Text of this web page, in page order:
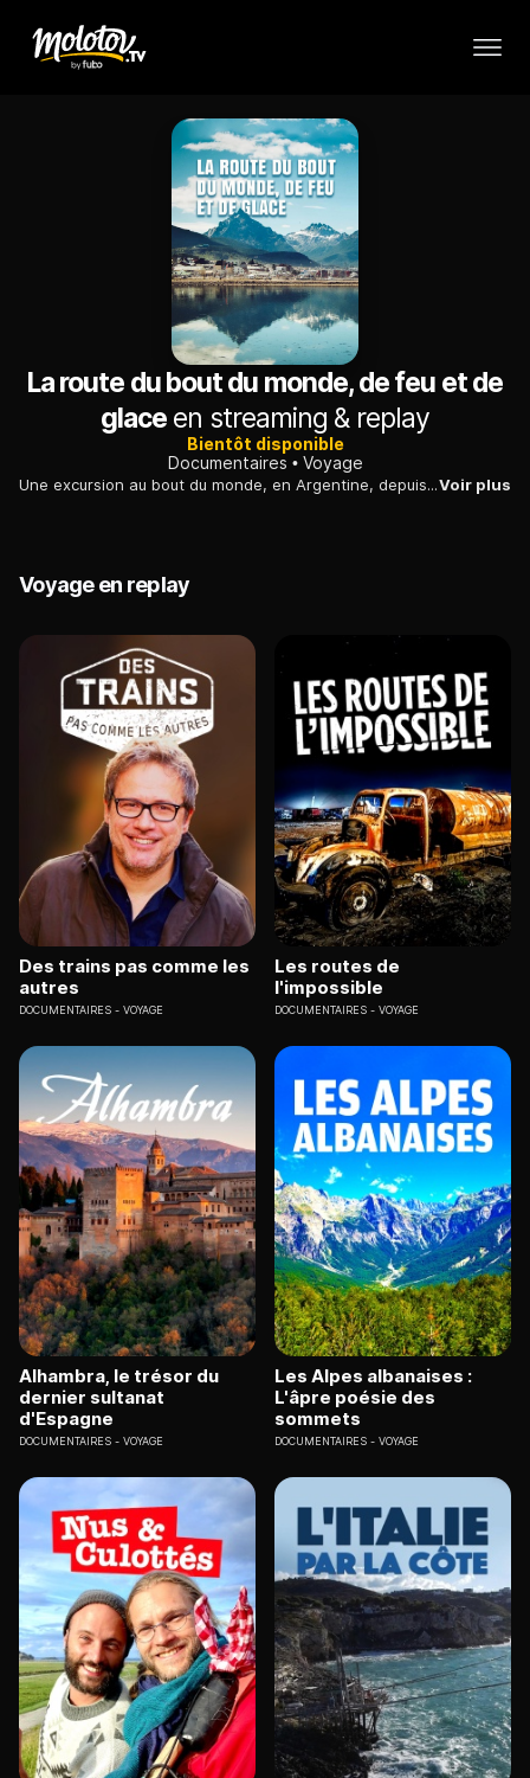
La route du bout du monde, de feu et de
glace en streaming & replay
Bientôt disponible
Documentaires
Voyage
Une excursion au bout du monde, en Argentine, depuis Ushuaia et la Terre de feu jusqu'à l'Antarctique, immense espace vierge surnommé la planète blanche.Voir plus
Voyage en replay
Des trains pas comme les
autres
DOCUMENTAIRES VOYAGE
Les routes de
l'impossible
DOCUMENTAIRES VOYAGE
Alhambra, le trésor du
dernier sultanat
d'Espagne
DOCUMENTAIRES VOYAGE
Les Alpes albanaises :
L'âpre poésie des
sommets
DOCUMENTAIRES VOYAGE